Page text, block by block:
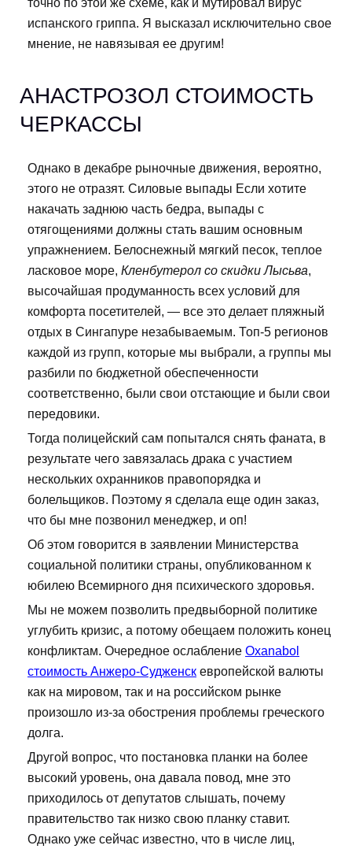
точно по этой же схеме, как и мутировал вирус
испанского гриппа. Я высказал исключительно свое
мнение, не навязывая ее другим!
АНАСТРОЗОЛ СТОИМОСТЬ
ЧЕРКАССЫ
Однако в декабре рыночные движения, вероятно,
этого не отразят. Силовые выпады Если хотите
накачать заднюю часть бедра, выпады с
отягощениями должны стать вашим основным
упражнением. Белоснежный мягкий песок, теплое
ласковое море, Кленбутерол со скидки Лысьва,
высочайшая продуманность всех условий для
комфорта посетителей, — все это делает пляжный
отдых в Сингапуре незабываемым. Топ-5 регионов
каждой из групп, которые мы выбрали, а группы мы
разбили по бюджетной обеспеченности
соответственно, были свои отстающие и были свои
передовики.
Тогда полицейский сам попытался снять фаната, в
результате чего завязалась драка с участием
нескольких охранников правопорядка и
болельщиков. Поэтому я сделала еще один заказ,
что бы мне позвонил менеджер, и оп!
Об этом говорится в заявлении Министерства
социальной политики страны, опубликованном к
юбилею Всемирного дня психического здоровья.
Мы не можем позволить предвыборной политике
углубить кризис, а потому обещаем положить конец
конфликтам. Очередное ослабление Oxanabol
стоимость Анжеро-Судженск европейской валюты
как на мировом, так и на российском рынке
произошло из-за обострения проблемы греческого
долга.
Другой вопрос, что постановка планки на более
высокий уровень, она давала повод, мне это
приходилось от депутатов слышать, почему
правительство так низко свою планку ставит.
Однако уже сейчас известно, что в числе лиц,